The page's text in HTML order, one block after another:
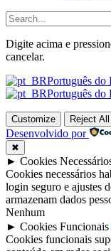
Digite acima e
cancelar.
Português do
Português do
Customize Reject All
Desenvolvido por
✖
► Cookies
Cookies necessários
login seguro e ajustes
armazenam dados
Nenhum
► Cookies Funcionais
Cookies funcionais